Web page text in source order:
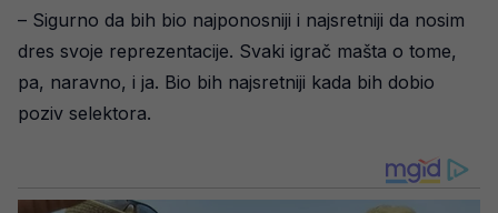
– Sigurno da bih bio najponosniji i najsretniji da nosim
dres svoje reprezentacije. Svaki igrač mašta o tome,
pa, naravno, i ja. Bio bih najsretniji kada bih dobio
poziv selektora.